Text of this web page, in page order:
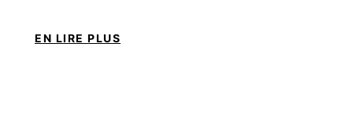
une autre chance...
EN LIRE PLUS